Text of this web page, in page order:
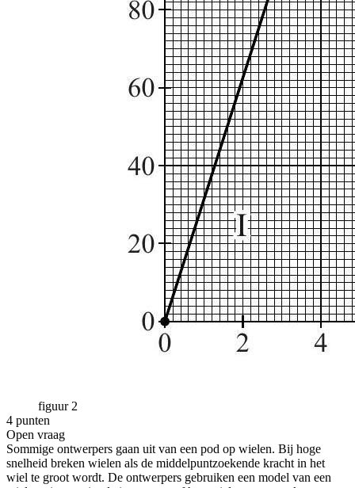
figuur 2
4 punten
Open vraag
Sommige ontwerpers gaan uit van een pod op wielen. Bij hoge
snelheid breken wielen als de middelpuntzoekende kracht in het
wiel te groot wordt. De ontwerpers gebruiken een model van een